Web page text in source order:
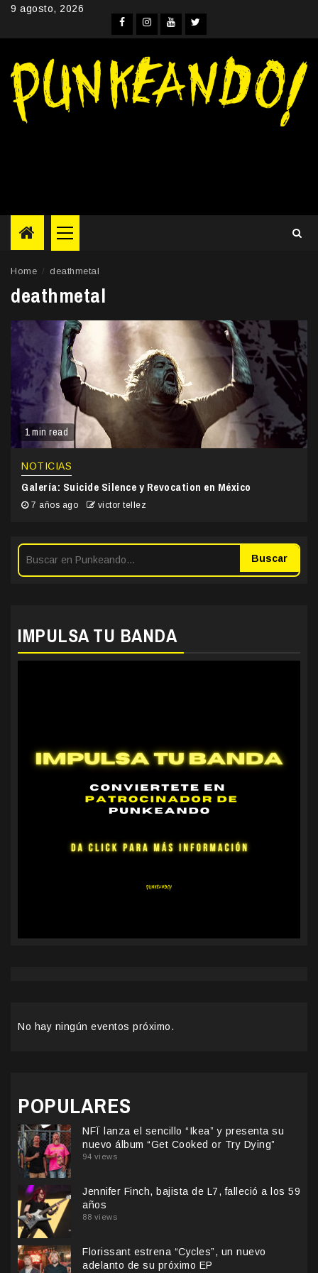
Skip9 agosto, 2026
Facebook
Instagram
YouTube
Twitter
Primary
Menu
Home deathmetal
deathmetal
1 min read
NOTICIAS
Galería: Suicide Silence y Revocation en México
7 años ago victor tellez
Buscar
IMPULSA TU BANDA
No hay ningún eventos próximo.
POPULARES
NFÏ lanza el sencillo “Ikea” y presenta su
nuevo álbum “Get Cooked or Try Dying”
94 views
Jennifer Finch, bajista de L7, falleció a los 59
años
88 views
Florissant estrena “Cycles”, un nuevo
adelanto de su próximo EP